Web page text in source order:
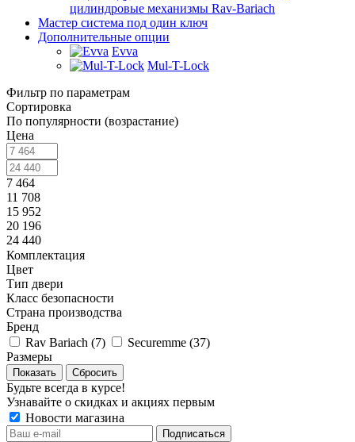
цилиндровые механизмы Rav-Bariach
Мастер система под один ключ
Дополнительные опции
Evva
Mul-T-Lock
Фильтр по параметрам
Сортировка
По популярности (возрастание)
Цена
7 464
11 708
15 952
20 196
24 440
Комплектация
Цвет
Тип двери
Класс безопасности
Страна производства
Бренд
Rav Bariach (7) Securemme (37)
Размеры
Сбросить
Будьте всегда в курсе!
Узнавайте о скидках и акциях первым
Новости магазина